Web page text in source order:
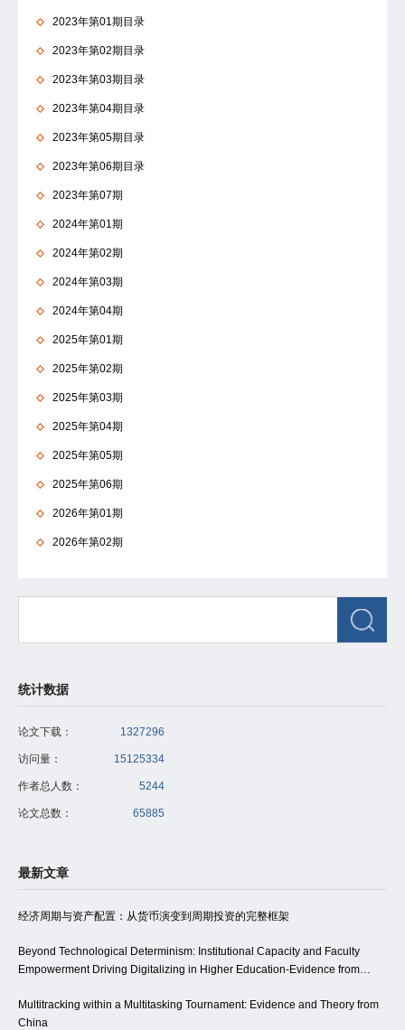
2023年第01期目录
2023年第02期目录
2023年第03期目录
2023年第04期目录
2023年第05期目录
2023年第06期目录
2023年第07期
2024年第01期
2024年第02期
2024年第03期
2024年第04期
2025年第01期
2025年第02期
2025年第03期
2025年第04期
2025年第05期
2025年第06期
2026年第01期
2026年第02期
统计数据
论文下载： 1327296
访问量： 15125334
作者总人数： 5244
论文总数： 65885
最新文章
经济周期与资产配置：从货币演变到周期投资的完整框架
Beyond Technological Determinism: Institutional Capacity and Faculty
Empowerment Driving Digitalizing in Higher Education-Evidence from
Multitracking within a Multitasking Tournament: Evidence and Theory from
China